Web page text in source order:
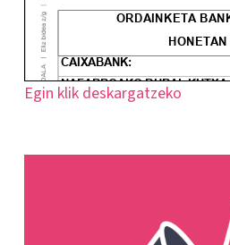
Egin klik deskargatzeko